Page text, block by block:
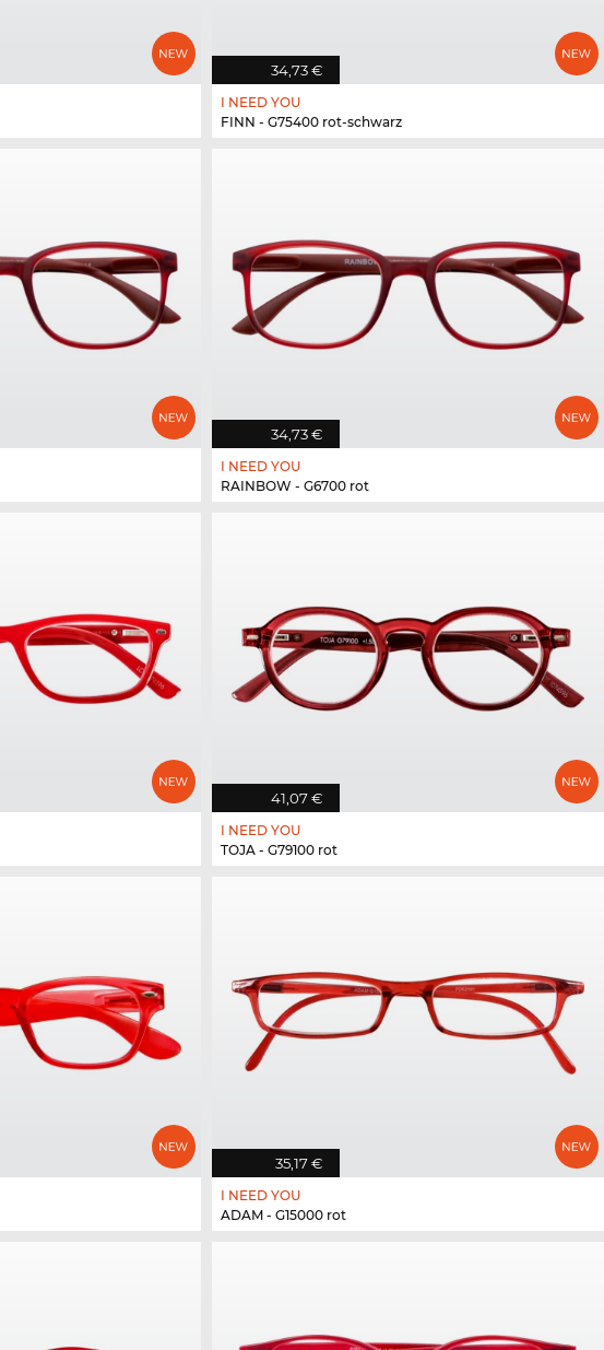
34,73 €
I NEED YOU
FINN - G75400 rot-schwarz
34,73 €
I NEED YOU
RAINBOW - G6700 rot
41,07 €
I NEED YOU
TOJA - G79100 rot
35,17 €
I NEED YOU
ADAM - G15000 rot